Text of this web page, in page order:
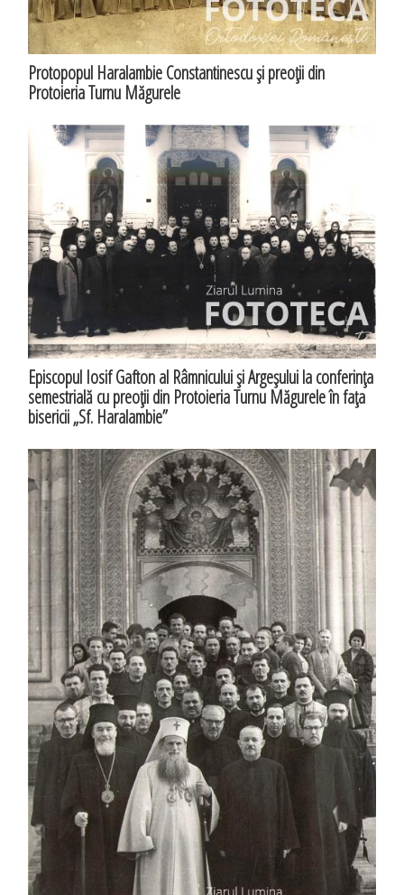
Protopopul Haralambie Constantinescu şi preoţii din
Protoieria Turnu Măgurele
Episcopul Iosif Gafton al Râmnicului şi Argeşului la conferinţa
semestrială cu preoţii din Protoieria Turnu Măgurele în faţa
bisericii „Sf. Haralambie”